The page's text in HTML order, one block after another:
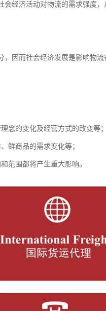
经济活动对物流的需求强度，
因而社会经济发展是影响物流
念的变化及经营方式的改变等；
鲜商品的需求变化等；
范围都将产生重大影响。